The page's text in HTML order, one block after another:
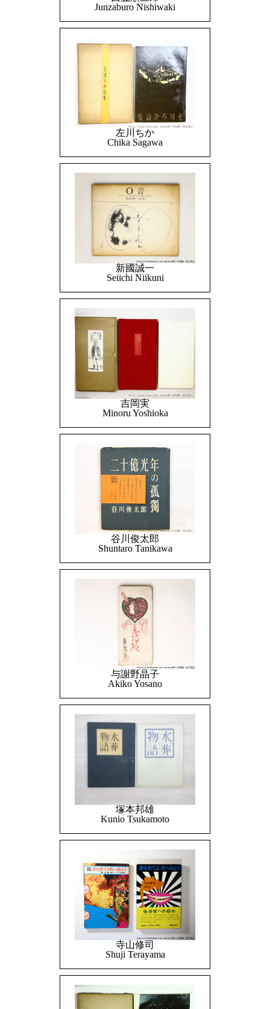
Junzaburo Nishiwaki
左川ちか
Chika Sagawa
新國誠一
Seiichi Niikuni
吉岡実
Minoru Yoshioka
谷川俊太郎
Shuntaro Tanikawa
与謝野晶子
Akiko Yosano
塚本邦雄
Kunio Tsukamoto
寺山修司
Shuji Terayama